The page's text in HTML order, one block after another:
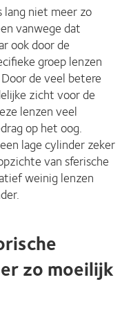
lang niet meer zo
vanwege dat
ook door de
groep lenzen
de veel betere
zicht voor de
lenzen veel
op het oog.
lage cylinder zeker
van sferische
weinig lenzen
zo moeilijk